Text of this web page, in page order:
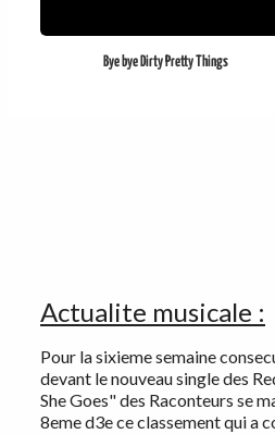
Bye bye Dirty Pretty Things
Actualite musicale :
Pour la sixieme semaine
devant le nouveau single des
She Goes" des Raconteurs se
8eme d3e ce classement qui a